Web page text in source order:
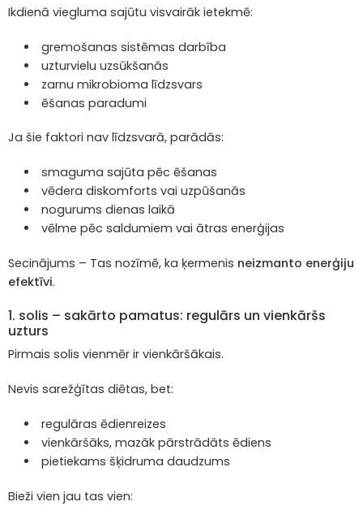
Ikdienā viegluma sajūtu visvairāk ietekmē:
gremošanas sistēmas darbība
uzturvielu uzsūkšanās
zarnu mikrobioma līdzsvars
ēšanas paradumi
Ja šie faktori nav līdzsvarā, parādās:
smaguma sajūta pēc ēšanas
vēdera diskomforts vai uzpūšanās
nogurums dienas laikā
vēlme pēc saldumiem vai ātras enerģijas
Secinājums – Tas nozīmē, ka ķermenis neizmanto enerģiju
efektīvi.
1. solis – sakārto pamatus: regulārs un vienkāršs
uzturs
Pirmais solis vienmēr ir vienkāršākais.
Nevis sarežģītas diētas, bet:
regulāras ēdienreizes
vienkāršāks, mazāk pārstrādāts ēdiens
pietiekams šķidruma daudzums
Bieži vien jau tas vien: